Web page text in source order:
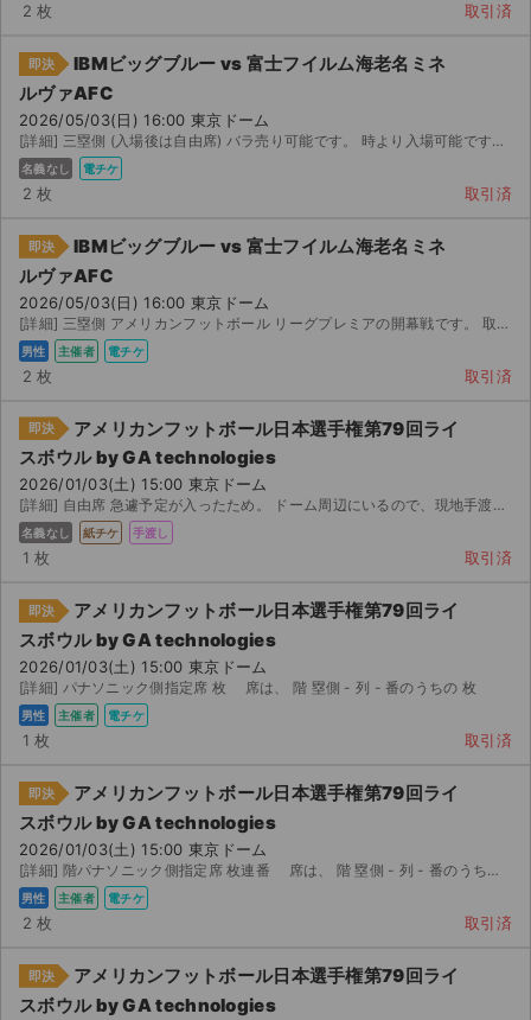
サイト情報
チケットジャム運営会社
チケットジャム利用規約
特定商取引法に基づく表記
公演登録依頼
不正転売禁止法について
チケットジャムの取り組み
音楽情報
2 枚 取引済
即決
IBMビッグブルー vs 富士フイルム海老名ミネ
ルヴァAFC
2026/05/03(日) 16:00 東京ドーム
[詳細] 三塁側 (入場後は自由席) バラ売り可能です。 時より入場可能です。 取引連絡にて受け取り...
名義なし 電チケ
2 枚 取引済
即決
IBMビッグブルー vs 富士フイルム海老名ミネ
ルヴァAFC
2026/05/03(日) 16:00 東京ドーム
[詳細] 三塁側 アメリカンフットボール リーグプレミアの開幕戦です。 取引メッセージにて をお送り...
男性 主催者 電チケ
2 枚 取引済
即決
アメリカンフットボール日本選手権第79回ライ
スボウル by GA technologies
2026/01/03(土) 15:00 東京ドーム
[詳細] 自由席 急遽予定が入ったため。 ドーム周辺にいるので、現地手渡しできる方
名義なし 紙チケ 手渡し
1 枚 取引済
即決
アメリカンフットボール日本選手権第79回ライ
スボウル by GA technologies
2026/01/03(土) 15:00 東京ドーム
[詳細] パナソニック側指定席 枚 席は、 階 塁側 - 列 - 番のうちの 枚
男性 主催者 電チケ
1 枚 取引済
即決
アメリカンフットボール日本選手権第79回ライ
スボウル by GA technologies
2026/01/03(土) 15:00 東京ドーム
[詳細] 階パナソニック側指定席 枚連番 席は、 階 塁側 - 列 - 番のうちの 枚連番
男性 主催者 電チケ
2 枚 取引済
即決
アメリカンフットボール日本選手権第79回ライ
スボウル by GA technologies